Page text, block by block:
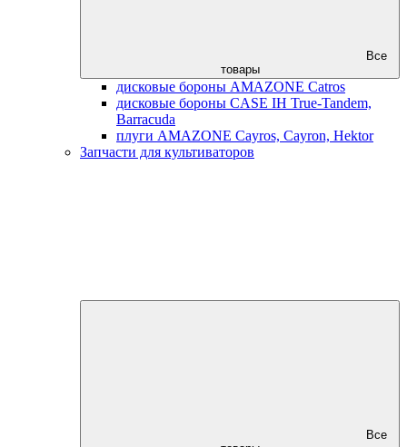
Все
товары
дисковые бороны AMAZONE Catros
дисковые бороны CASE IH True-Tandem,
Barracuda
плуги AMAZONE Cayros, Cayron, Hektor
Запчасти для культиваторов
Все